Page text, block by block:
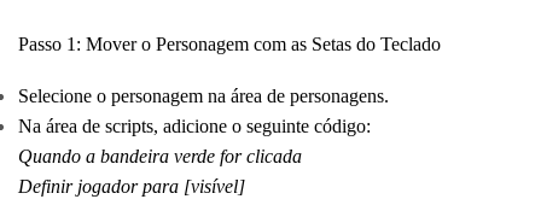
Passo 1: Mover o Personagem com as Setas do Teclado
Selecione o personagem na área de personagens.
Na área de scripts, adicione o seguinte código:
Quando a bandeira verde for clicada
Definir jogador para [visível]